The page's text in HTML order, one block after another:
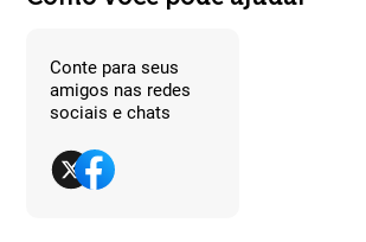
Conte para seus
amigos nas redes
sociais e chats